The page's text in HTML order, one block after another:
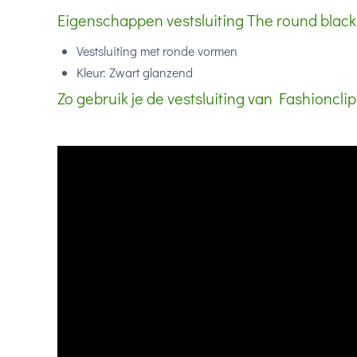
Eigenschappen vestsluiting The round
Vestsluiting met ronde vormen
Kleur: Zwart glanzend
Zo gebruik je de vestsluiting van